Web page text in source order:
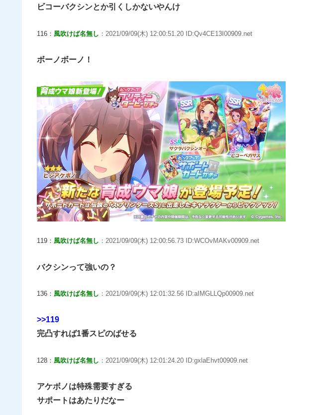
ビコーバクシンとか引くしかないやんけ
116： 風吹けば名無し ：2021/09/09(木) 12:00:51.20 ID:Qv4CE13I00909.net
ボーノボーノ！
119： 風吹けば名無し ：2021/09/09(木) 12:00:56.73 ID:WCOvMAKv00909.net
バクシンって強いの？
136： 風吹けば名無し ：2021/09/09(木) 12:01:32.56 ID:aIMGLLQp00909.net
>>119
完凸すれば1番スピのばせる
128： 風吹けば名無し ：2021/09/09(木) 12:01:24.20 ID:gxlaEhvt00909.net
アケボノは特殊需要すぎる
サポートはあたりだなー